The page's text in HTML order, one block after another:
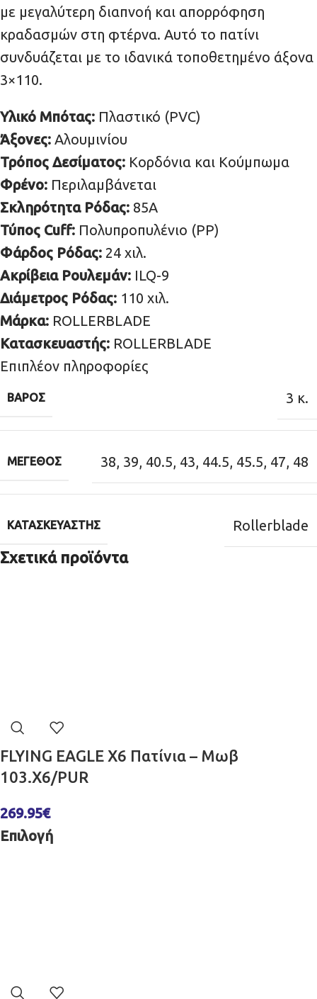
με μεγαλύτερη διαπνοή και απορρόφηση
κραδασμών στη φτέρνα. Αυτό το πατίνι
συνδυάζεται με το ιδανικά τοποθετημένο άξονα
3×110.
Υλικό Μπότας: Πλαστικό (PVC)
Άξονες: Αλουμινίου
Τρόπος Δεσίματος: Κορδόνια και Κούμπωμα
Φρένο: Περιλαμβάνεται
Σκληρότητα Ρόδας: 85Α
Τύπος Cuff: Πολυπροπυλένιο (PP)
Φάρδος Ρόδας: 24 χιλ.
Ακρίβεια Ρουλεμάν: ILQ-9
Διάμετρος Ρόδας: 110 χιλ.
Μάρκα: ROLLERBLADE
Κατασκευαστής: ROLLERBLADE
Επιπλέον πληροφορίες
ΒΆΡΟΣ 3 κ.
ΜΈΓΕΘΟΣ 38, 39, 40.5, 43, 44.5, 45.5, 47, 48
ΚΑΤΑΣΚΕΥΑΣΤΉΣ Rollerblade
Σχετικά προϊόντα
FLYING EAGLE X6 Πατίνια – Μωβ
103.X6/PUR
269.95€
Επιλογή